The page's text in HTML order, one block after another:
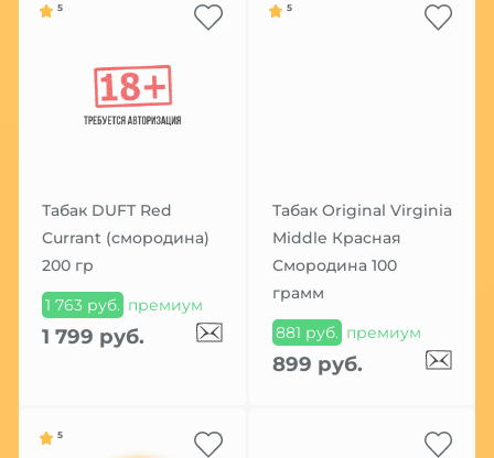
5
Табак DUFT Red
Currant (смородина)
200 гр
1 763 руб. премиум
1 799 руб.
5
Табак Original Virginia
Middle Красная
Смородина 100
грамм
881 руб. премиум
899 руб.
5